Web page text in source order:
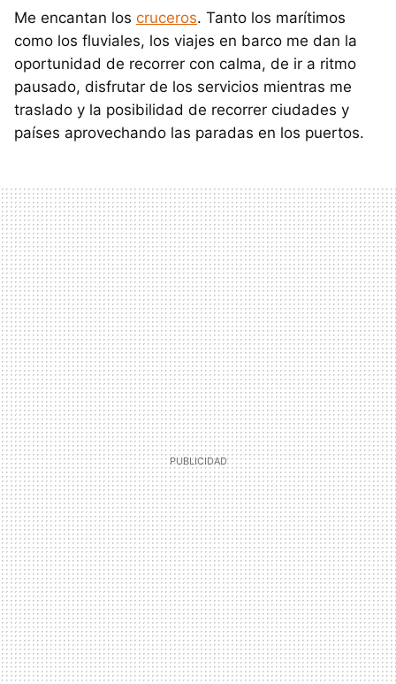
Me encantan los cruceros. Tanto los marítimos
como los fluviales, los viajes en barco me dan la
oportunidad de recorrer con calma, de ir a ritmo
pausado, disfrutar de los servicios mientras me
traslado y la posibilidad de recorrer ciudades y
países aprovechando las paradas en los puertos.